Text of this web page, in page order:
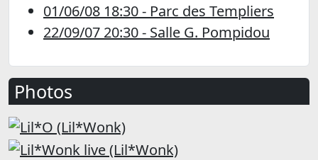
01/06/08 18:30 - Parc des Templiers
22/09/07 20:30 - Salle G. Pompidou
Photos